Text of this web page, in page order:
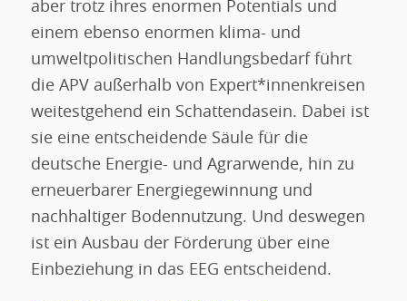
aber trotz ihres enormen Potentials und
einem ebenso enormen klima- und
umweltpolitischen Handlungsbedarf führt
die APV außerhalb von Expert*innenkreisen
weitestgehend ein Schattendasein. Dabei ist
sie eine entscheidende Säule für die
deutsche Energie- und Agrarwende, hin zu
erneuerbarer Energiegewinnung und
nachhaltiger Bodennutzung. Und deswegen
ist ein Ausbau der Förderung über eine
Einbeziehung in das EEG entscheidend.